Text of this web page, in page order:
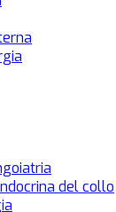
del collo